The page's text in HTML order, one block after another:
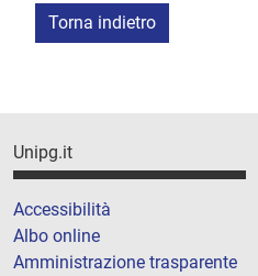
Torna indietro
Unipg.it
Accessibilità
Albo online
Amministrazione trasparente